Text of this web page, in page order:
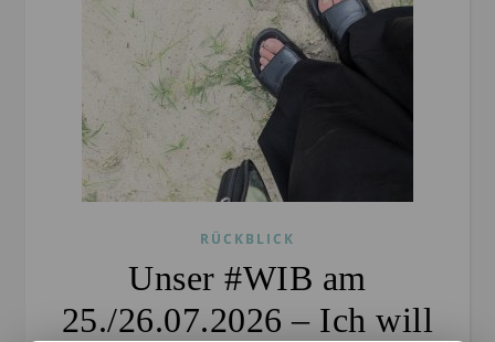
RÜCKBLICK
Unser #WIB am
25./26.07.2026 – Ich will